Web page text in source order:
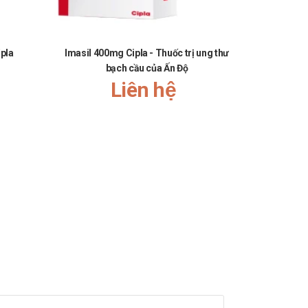
Imasil 400mg Cipla - Thuốc trị ung thư
bạch cầu của Ấn Độ
Liên hệ